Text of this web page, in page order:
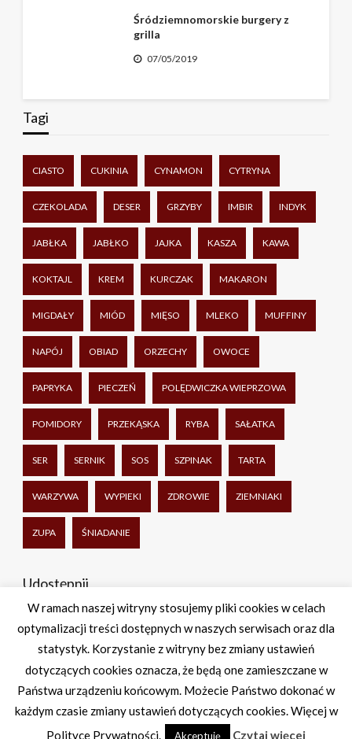
Śródziemnomorskie burgery z
grilla
07/05/2019
Tagi
CIASTO CUKINIA CYNAMON CYTRYNA
CZEKOLADA DESER GRZYBY IMBIR INDYK
JABŁKA JABŁKO JAJKA KASZA KAWA
KOKTAJL KREM KURCZAK MAKARON
MIGDAŁY MIÓD MIĘSO MLEKO MUFFINY
NAPÓJ OBIAD ORZECHY OWOCE
PAPRYKA PIECZEŃ POLĘDWICZKA WIEPRZOWA
POMIDORY PRZEKĄSKA RYBA SAŁATKA
SER SERNIK SOS SZPINAK TARTA
WARZYWA WYPIEKI ZDROWIE ZIEMNIAKI
ZUPA ŚNIADANIE
Udostępnij
Facebook
TwitterWhatsApp
Share
W ramach naszej witryny stosujemy pliki cookies w celach
optymalizacji treści dostępnych w naszych serwisach oraz dla
statystyk. Korzystanie z witryny bez zmiany ustawień
dotyczących cookies oznacza, że będą one zamieszczane w
Państwa urządzeniu końcowym. Możecie Państwo dokonać w
każdym czasie zmiany ustawień dotyczących cookies. Więcej w
Polityce Prywatności.
Akceptuję Czytaj więcej